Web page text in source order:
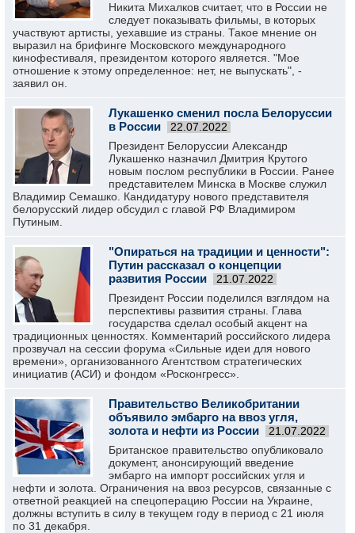
Никита Михалков считает, что в России не
следует показывать фильмы, в которых
участвуют артисты, уехавшие из страны. Такое мнение он
выразил на брифинге Московского международного
кинофестиваля, президентом которого является. "Мое
отношение к этому определенное: нет, не выпускать", -
заявил он.
Лукашенко сменил посла Белоруссии
в России
22.07.2022
Президент Белоруссии Александр
Лукашенко назначил Дмитрия Крутого
новым послом республики в России. Ранее
представителем Минска в Москве служил
Владимир Семашко. Кандидатуру нового представителя
белорусский лидер обсудил с главой РФ Владимиром
Путиным.
"Опираться на традиции и ценности":
Путин рассказал о концепции
развития России
21.07.2022
Президент России поделился взглядом на
перспективы развития страны. Глава
государства сделал особый акцент на
традиционных ценностях. Комментарий российского лидера
прозвучал на сессии форума «Сильные идеи для нового
времени», организованного Агентством стратегических
инициатив (АСИ) и фондом «Росконгресс».
Правительство Великобритании
объявило эмбарго на ввоз угля,
золота и нефти из России
21.07.2022
Британское правительство опубликовало
документ, анонсирующий введение
эмбарго на импорт российских угля и
нефти и золота. Ограничения на ввоз ресурсов, связанные с
ответной реакцией на спецоперацию России на Украине,
должны вступить в силу в текущем году в период с 21 июля
по 31 декабря.